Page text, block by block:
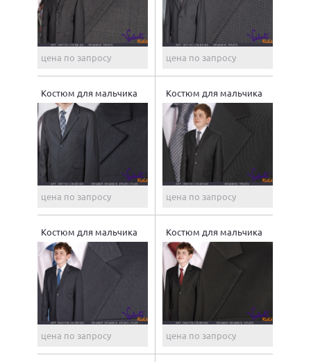
цена по запросу цена по запросу
Костюм для мальчика
цена по запросу
Костюм для мальчика
цена по запросу
Костюм для мальчика
цена по запросу
Костюм для мальчика
цена по запросу